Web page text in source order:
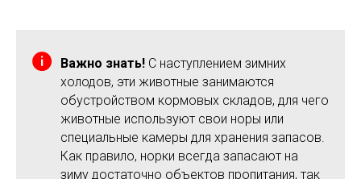
Важно знать! С наступлением зимних
холодов, эти животные занимаются
обустройством кормовых складов, для чего
животные используют свои норы или
специальные камеры для хранения запасов.
Как правило, норки всегда запасают на
зиму достаточно объектов пропитания, так